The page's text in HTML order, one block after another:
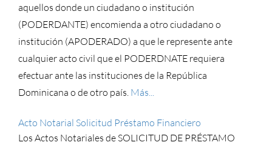
aquellos donde un ciudadano o institución
(PODERDANTE) encomienda a otro ciudadano o
institución (APODERADO) a que le represente ante
cualquier acto civil que el PODERDNATE requiera
efectuar ante las instituciones de la República
Dominicana o de otro país. Más...
Acto Notarial Solicitud Préstamo Financiero
Los Actos Notariales de SOLICITUD DE PRÉSTAMO